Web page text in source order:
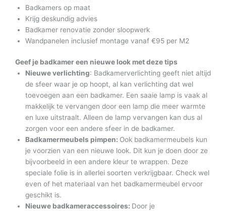
Badkamers op maat
Krijg deskundig advies
Badkamer renovatie zonder sloopwerk
Wandpanelen inclusief montage vanaf €95 per M2
Geef je badkamer een nieuwe look met deze tips
Nieuwe verlichting: Badkamerverlichting geeft niet altijd
de sfeer waar je op hoopt, al kan verlichting dat wel
toevoegen aan een badkamer. Een saaie lamp is vaak al
makkelijk te vervangen door een lamp die meer warmte
en luxe uitstraalt. Alleen de lamp vervangen kan dus al
zorgen voor een andere sfeer in de badkamer.
Badkamermeubels pimpen: Ook badkamermeubels kun
je voorzien van een nieuwe look. Dit kun je doen door ze
bijvoorbeeld in een andere kleur te wrappen. Deze
speciale folie is in allerlei soorten verkrijgbaar. Check wel
even of het materiaal van het badkamermeubel ervoor
geschikt is.
Nieuwe badkameraccessoires: Door je